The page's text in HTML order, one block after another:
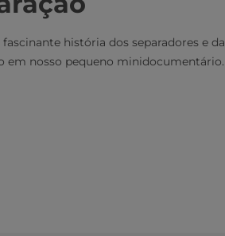
fascinante história dos separadores e da
em nosso pequeno minidocumentário.